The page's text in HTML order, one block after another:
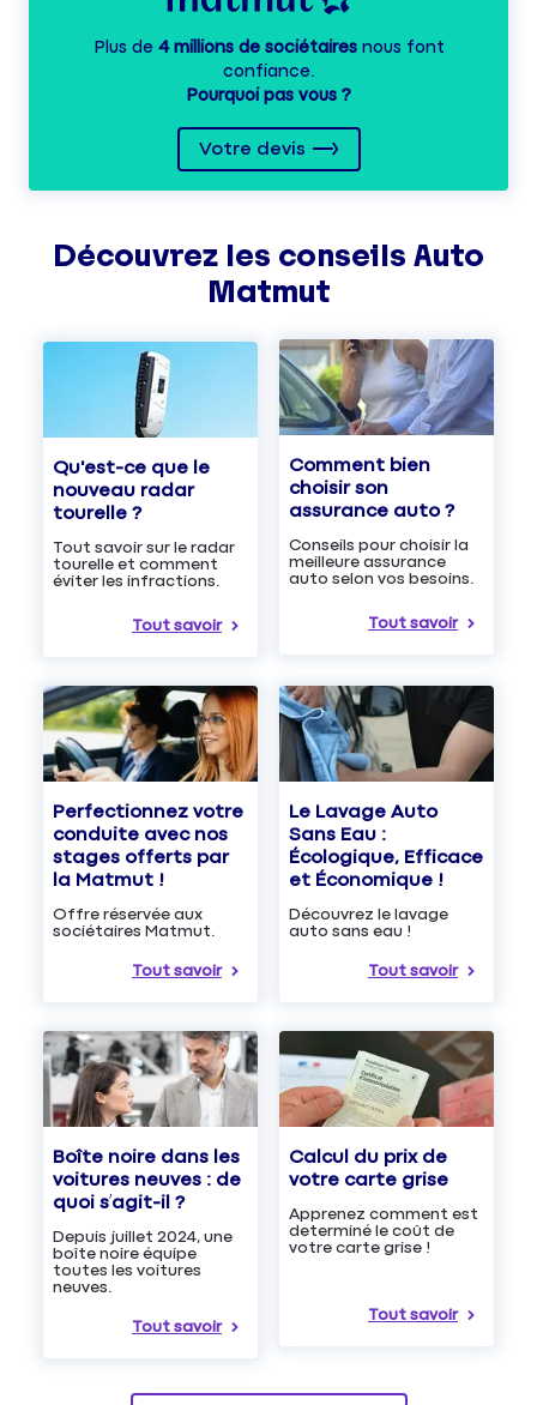
Plus de 4 millions de sociétairesnous font
confiance.
Pourquoi pas vous ?
Votre devis
Découvrez les conseils Auto
Matmut
Qu'est-ce que le
nouveau radar
tourelle ?
Tout savoir sur le radar
tourelle et comment
éviter les infractions.
Tout savoir
Comment bien
choisir son
assurance auto ?
Conseils pour choisir la
meilleure assurance
auto selon vos besoins.
Tout savoir
Perfectionnez votre
conduite avec nos
stages offerts par
la Matmut !
Offre réservée aux
sociétaires Matmut.
Tout savoir
Le Lavage Auto
Sans Eau :
Écologique, Efficace
et Économique !
Découvrez le lavage
auto sans eau !
Tout savoir
Boîte noire dans les
voitures neuves : de
quoi s’agit-il ?
Depuis juillet 2024, une
boîte noire équipe
toutes les voitures
neuves.
Tout savoir
Calcul du prix de
votre carte grise
Apprenez comment est
determiné le coût de
votre carte grise !
Tout savoir